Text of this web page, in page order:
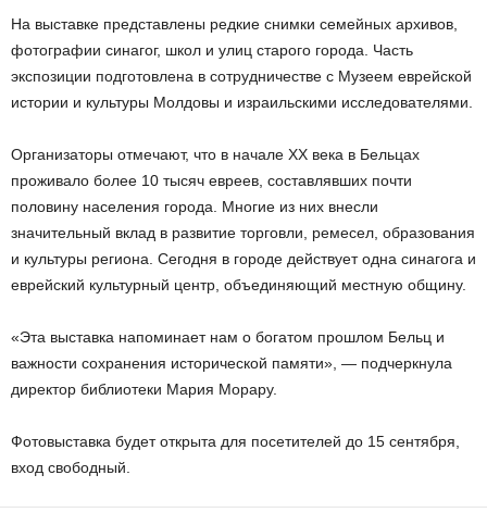
На выставке представлены редкие снимки семейных архивов,
фотографии синагог, школ и улиц старого города. Часть
экспозиции подготовлена в сотрудничестве с Музеем еврейской
истории и культуры Молдовы и израильскими исследователями.
Организаторы отмечают, что в начале XX века в Бельцах
проживало более 10 тысяч евреев, составлявших почти
половину населения города. Многие из них внесли
значительный вклад в развитие торговли, ремесел, образования
и культуры региона. Сегодня в городе действует одна синагога и
еврейский культурный центр, объединяющий местную общину.
«Эта выставка напоминает нам о богатом прошлом Бельц и
важности сохранения исторической памяти», — подчеркнула
директор библиотеки Мария Морару.
Фотовыставка будет открыта для посетителей до 15 сентября,
вход свободный.